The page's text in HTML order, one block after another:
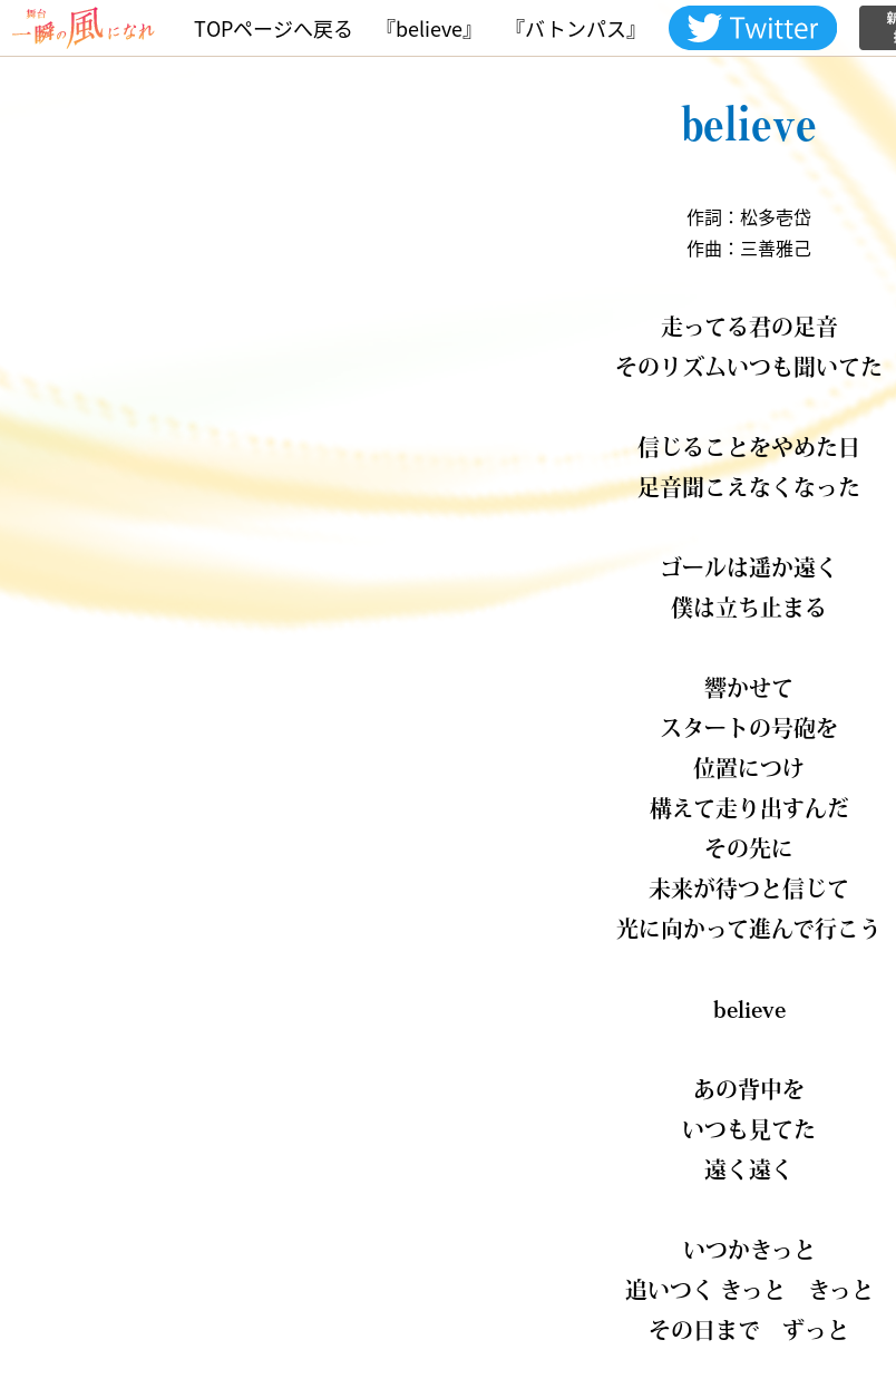
TOPページへ戻る 『believe』 『バトンパス』
believe
作詞：松多壱岱
作曲：三善雅己
走ってる君の足音
そのリズムいつも聞いてた
信じることをやめた日
足音聞こえなくなった
ゴールは遥か遠く
僕は立ち止まる
響かせて
スタートの号砲を
位置につけ
構えて走り出すんだ
その先に
未来が待つと信じて
光に向かって進んで行こう
believe
あの背中を
いつも見てた
遠く遠く
いつかきっと
追いつく きっと きっと
その日まで ずっと